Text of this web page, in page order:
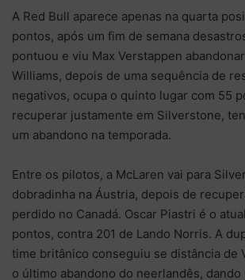
A Red Bull aparece apenas na quarta
pontos, após um fim de semana
pontuou e viu Max Verstappen
Williams, depois de uma sequência de
negativos, ocupa o quinto lugar com 55
recuperar justamente em Silverstone,
um abandono na temporada.
Entre os pilotos, a McLaren vai para
dobradinha na Áustria, depois de
perdido no Canadá. Oscar Piastri é o
pontos, contra 201 de Lando Norris. A
time britânico conseguiu se distância de
o último abandono do neerlandês, dando